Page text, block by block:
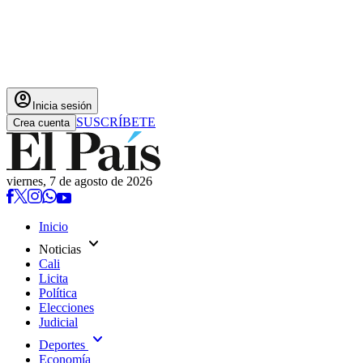
account_circle Inicia sesión
Crea cuenta SUSCRÍBETE
viernes, 7 de agosto de 2026
Inicio
Noticias expand_more
Cali
Licita
Política
Elecciones
Judicial
Deportes expand_more
Economía